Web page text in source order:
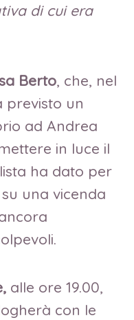
di cui era
Berto, che, nel
previsto un
ad Andrea
in luce il
ha dato per
una vicenda
alle ore 19.00,
con le